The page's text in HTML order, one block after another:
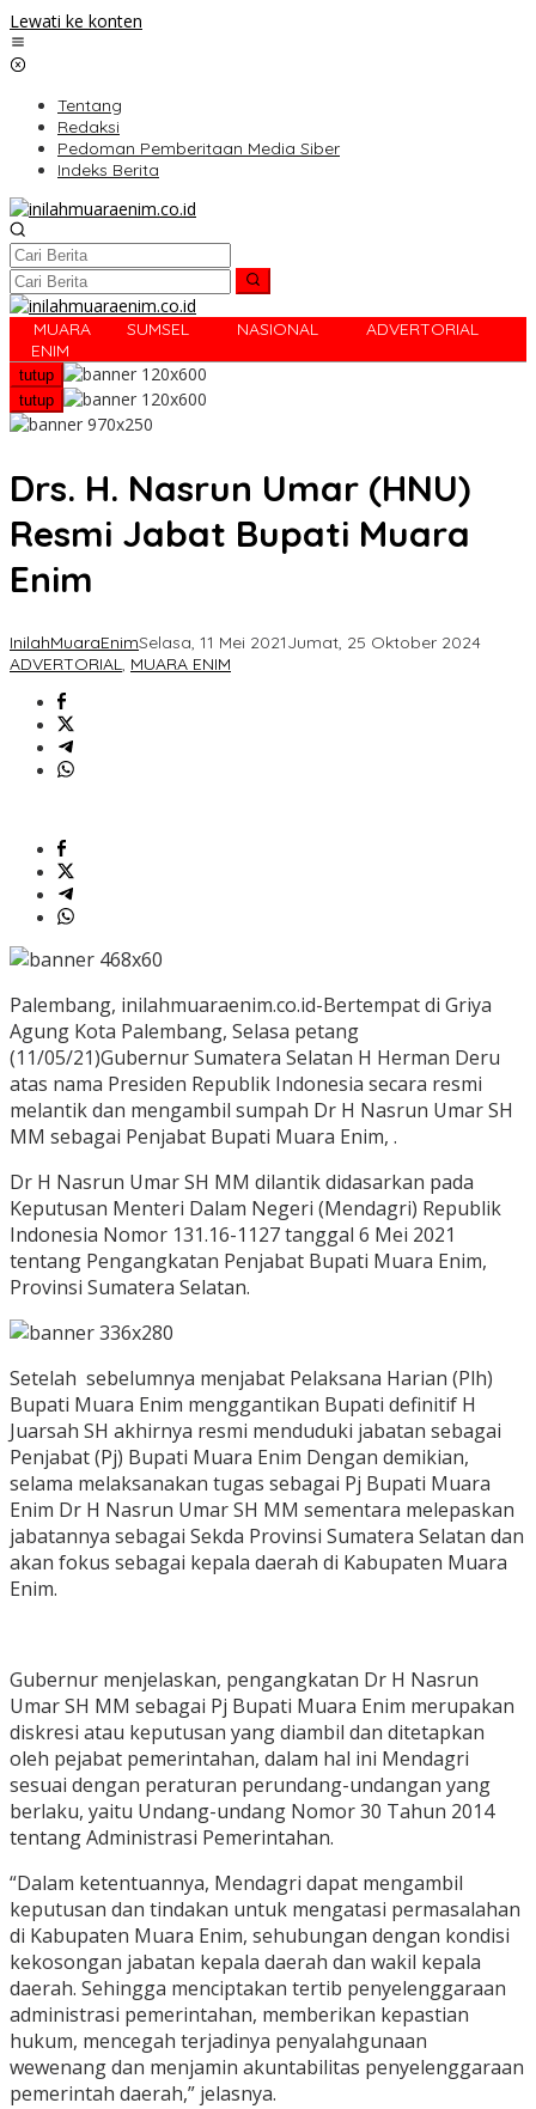
Lewati ke konten
Tentang
Redaksi
Pedoman Pemberitaan Media Siber
Indeks Berita
MUARA
ENIM
SUMSEL NASIONAL ADVERTORIAL
tutup
tutup
Drs. H. Nasrun Umar (HNU)
Resmi Jabat Bupati Muara
Enim
InilahMuaraEnimSelasa, 11 Mei 2021Jumat, 25 Oktober 2024
ADVERTORIAL, MUARA ENIM
Palembang, inilahmuaraenim.co.id-Bertempat di Griya
Agung Kota Palembang, Selasa petang
(11/05/21)Gubernur Sumatera Selatan H Herman Deru
atas nama Presiden Republik Indonesia secara resmi
melantik dan mengambil sumpah Dr H Nasrun Umar SH
MM sebagai Penjabat Bupati Muara Enim, .
Dr H Nasrun Umar SH MM dilantik didasarkan pada
Keputusan Menteri Dalam Negeri (Mendagri) Republik
Indonesia Nomor 131.16-1127 tanggal 6 Mei 2021
tentang Pengangkatan Penjabat Bupati Muara Enim,
Provinsi Sumatera Selatan.
Setelah sebelumnya menjabat Pelaksana Harian (Plh)
Bupati Muara Enim menggantikan Bupati definitif H
Juarsah SH akhirnya resmi menduduki jabatan sebagai
Penjabat (Pj) Bupati Muara Enim Dengan demikian,
selama melaksanakan tugas sebagai Pj Bupati Muara
Enim Dr H Nasrun Umar SH MM sementara melepaskan
jabatannya sebagai Sekda Provinsi Sumatera Selatan dan
akan fokus sebagai kepala daerah di Kabupaten Muara
Enim.
Gubernur menjelaskan, pengangkatan Dr H Nasrun
Umar SH MM sebagai Pj Bupati Muara Enim merupakan
diskresi atau keputusan yang diambil dan ditetapkan
oleh pejabat pemerintahan, dalam hal ini Mendagri
sesuai dengan peraturan perundang-undangan yang
berlaku, yaitu Undang-undang Nomor 30 Tahun 2014
tentang Administrasi Pemerintahan.
“Dalam ketentuannya, Mendagri dapat mengambil
keputusan dan tindakan untuk mengatasi permasalahan
di Kabupaten Muara Enim, sehubungan dengan kondisi
kekosongan jabatan kepala daerah dan wakil kepala
daerah. Sehingga menciptakan tertib penyelenggaraan
administrasi pemerintahan, memberikan kepastian
hukum, mencegah terjadinya penyalahgunaan
wewenang dan menjamin akuntabilitas penyelenggaraan
pemerintah daerah,” jelasnya.